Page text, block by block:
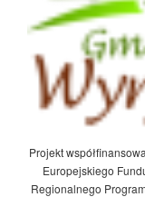
Projekt
Europejskiego
Regionalnego